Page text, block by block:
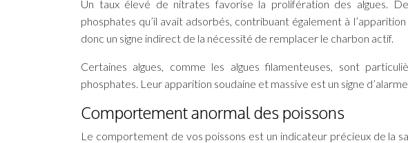
Un taux élevé de nitrates favorise la prolifération des algues.
phosphates qu’il avait adsorbés, contribuant également à
donc un signe indirect de la nécessité de remplacer le charbon actif.
Certaines algues, comme les algues filamenteuses, sont
phosphates. Leur apparition soudaine et massive est un signe d’alarme
Comportement anormal des poissons
Le comportement de vos poissons est un indicateur précieux de la